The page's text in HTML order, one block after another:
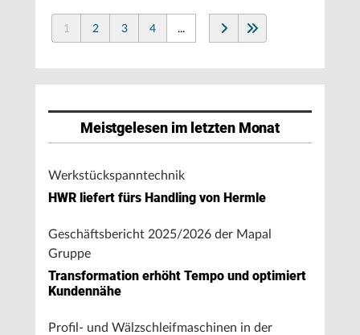
vereinfachen und den autonomen
Fertigungsbetrieb unterstützen.
1 2 3 4 ...
Meistgelesen im letzten Monat
Werkstückspanntechnik
HWR liefert fürs Handling von Hermle
Geschäftsbericht 2025/2026 der Mapal
Gruppe
Transformation erhöht Tempo und optimiert
Kundennähe
Profil- und Wälzschleifmaschinen in der